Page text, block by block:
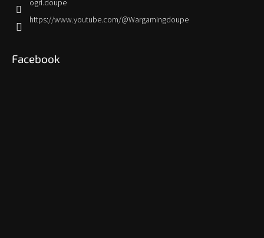
ogri.doupe
https://www.youtube.com/@Wargamingdoupe
Facebook